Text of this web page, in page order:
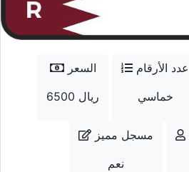
السعر
6500 ريال
عدد الأرقام
خماسي
مسجل مميز
نعم